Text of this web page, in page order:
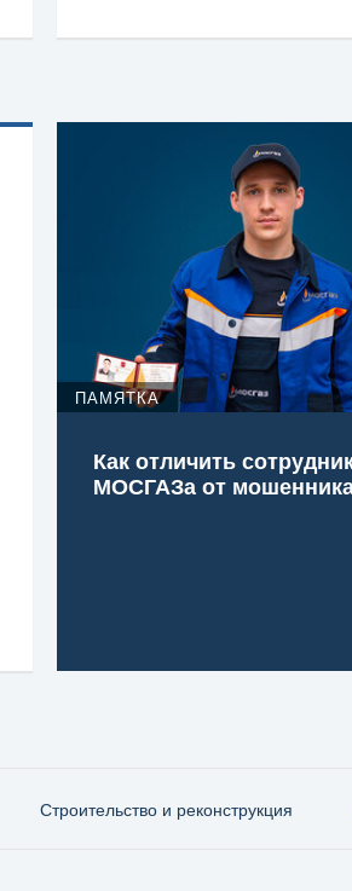
ПАМЯТКА
Как отличить
МОСГАЗа от
Строительство и реконструкция